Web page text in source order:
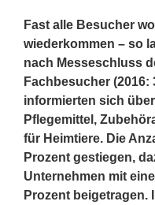
Fast alle Besucher
wiederkommen – so
nach Messeschluss
Fachbesucher (2016:
informierten sich
Pflegemittel,
für Heimtiere. Die
Prozent gestiegen,
Unternehmen mit
Prozent beigetragen.